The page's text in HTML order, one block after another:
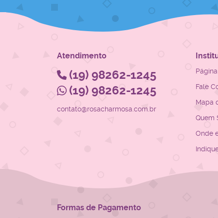
Atendimento
(19) 98262-1245
(19) 98262-1245
contato@rosacharmosa.com.br
Fale
Mapa
Quem
Onde
Formas de Pagamento